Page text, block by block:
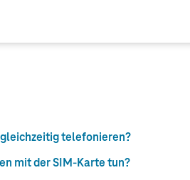
telefonieren?
mit der SIM-Karte tun?